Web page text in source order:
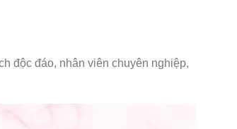
độc đáo, nhân viên chuyên nghiệp,